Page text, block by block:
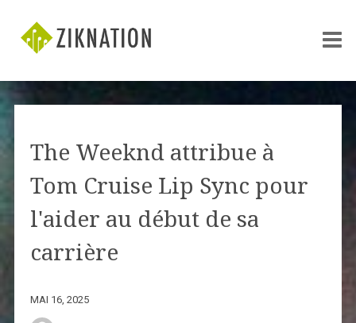
The Weeknd attribue à
Tom Cruise Lip Sync pour
l'aider au début de sa
carrière
MAI 16, 2025